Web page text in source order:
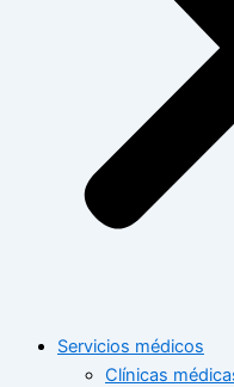
Servicios médicos
Clínicas